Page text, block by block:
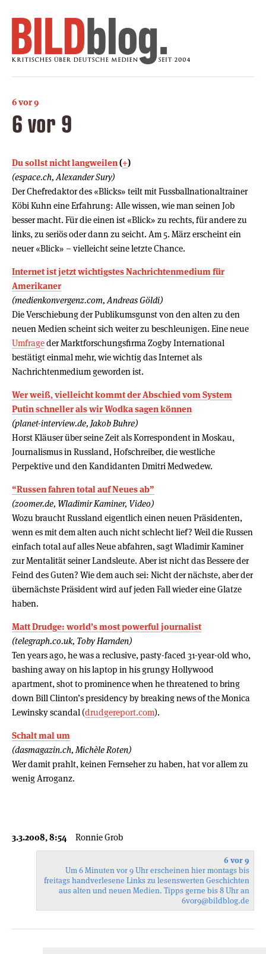
6 vor 9
6 vor 9
Du sollst nicht langweilen(+)
(espace.ch, Alexander Sury)
Der Chefredaktor des «Blicks» teilt mit Fussballnationaltrainer
Köbi Kuhn eine Erfahrung: Alle wissen, wie man seinen Job
besser macht. Für die einen ist «Blick» zu rechts, für andere zu
links, zu seriös oder dann zu seicht. Am 5. März erscheint ein
neuer «Blick» – vielleicht seine letzte Chance.
Internet ist jetzt wichtigstes Nachrichtenmedium für
Amerikaner
(medienkonvergenz.com, Andreas Göldi)
Die Verschiebung der Publikumsgunst von den alten zu den
neuen Medien scheint sich weiter zu beschleunigen. Eine neue
Umfrageder Marktforschungsfirma Zogby International
bestätigt einmal mehr, wie wichtig das Internet als
Nachrichtenmedium geworden ist.
Wer weiß, vielleicht kommt der Abschied vom System
Putin schneller als wir Wodka sagen können
(planet-interview.de, Jakob Buhre)
Horst Kläuser über seine Zeit als Korrespondent in Moskau,
Journalismus in Russland, Hofschreiber, die westliche
Perpektive und den Kandidanten Dmitri Medwedew.
“Russen fahren total auf Neues ab”
(zoomer.de, Wladimir Kaminer, Video)
Wozu braucht Russland eigentlich einen neuen Präsidenten,
wenn es mit dem alten auch nicht schlecht lief? Weil die Russen
einfach total auf alles Neue abfahren, sagt Wladimir Kaminer
zur Mentalität seiner Landsleute. Aber ist nicht das Bessere der
Feind des Guten? Wie dem auch sei: Nicht der nächste, aber der
übernächste Präsident wird auf jeden Fall wieder eine Glatze
haben.
Matt Drudge: world’s most powerful journalist
(telegraph.co.uk, Toby Harnden)
Ten years ago, he was a reclusive, pasty-faced 31-year-old who,
bashing away on his laptop in his grungy Hollywood
apartment, shot to prominence when he threatened to bring
down Bill Clinton’s presidency by breaking news of the Monica
Lewinsky scandal (drudgereport.com).
Schalt mal um
(dasmagazin.ch, Michèle Roten)
Wer damit prahlt, keinen Fernseher zu haben, hat vor allem zu
wenig Arroganz.
3.3.2008, 8:54 Ronnie Grob
6 vor 9
Um 6 Minuten vor 9 Uhr erscheinen hier montags bis
freitags handverlesene Links zu lesenswerten Geschichten
aus alten und neuen Medien. Tipps gerne bis 8 Uhr an
6vor9@bildblog.de